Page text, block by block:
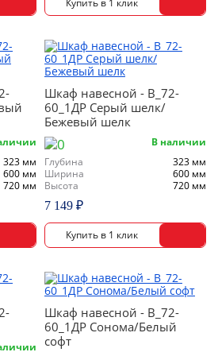
323 мм
600 мм
720 мм
Шкаф навесной - В_72-
60_1ДР Серый шелк/
Бежевый шелк
В наличии
Глубина
323 мм
Ширина
600 мм
Высота
720 мм
7 149 ₽
Шкаф навесной - В_72-
60_1ДР Сонома/Белый
софт